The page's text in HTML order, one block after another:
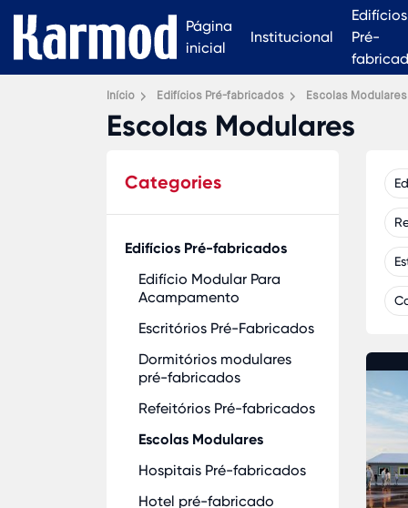
Página
inicial
Institucional
Edifícios
Pré-
Início Edifícios Pré-fabricados Escolas Modulares
Escolas Modulares
Categories
Edifícios Pré-fabricados
Edifício Modular Para
Acampamento
Escritórios Pré-Fabricados
Dormitórios modulares
pré-fabricados
Refeitórios Pré-fabricados
Escolas Modulares
Hospitais Pré-fabricados
Hotel pré-fabricado